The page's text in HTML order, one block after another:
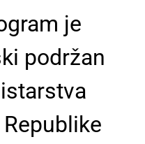
je
podržan